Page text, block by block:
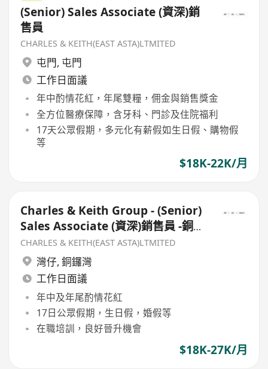
(Senior) Sales Associate (資深)銷
售員
CHARLES & KEITH(EAST ASTA)LTMITED
屯門, 屯門
工作日面議
年中酌情花紅，年尾雙糧，佣金與銷售獎金
全方位醫療保障，含牙科、門診及住院福利
17天公眾假期，多元化有薪假如生日假、購物假
等
$18K-22K/月
Charles & Keith Group - (Senior)
Sales Associate (資深)銷售員 -銅
鑼灣/尖沙咀/旺角
CHARLES & KEITH(EAST ASTA)LTMITED
灣仔, 銅鑼灣
工作日面議
年中及年尾酌情花紅
17日公眾假期，生日假，婚假等
在職培訓，良好晉升機會
$18K-27K/月